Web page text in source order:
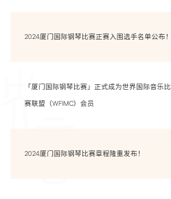
2024厦门国际钢琴比赛正赛入围选手名单公布！
「厦门国际钢琴比赛」正式成为世界国际音乐比
赛联盟（WFIMC）会员
2024厦门国际钢琴比赛章程隆重发布！